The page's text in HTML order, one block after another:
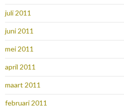
juli 2011
juni 2011
mei 2011
april 2011
maart 2011
februari 2011